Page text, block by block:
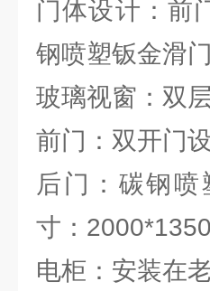
门体设计：前
钢喷塑钣金滑
玻璃视窗：双
前门 ：双开门
后门 ：碳钢
寸：
电柜 ：安装在